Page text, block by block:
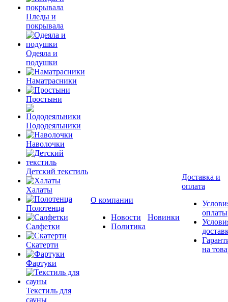
Пледы и
покрывала
Одеяла и
подушки
Наматрасники
Простыни
Пододеяльники
Наволочки
Детский текстиль
Халаты
Полотенца
Салфетки
Скатерти
Фартуки
Текстиль для
сауны
О компании
Новости
Политика
Новинки
Доставка и
оплата
оплаты
на